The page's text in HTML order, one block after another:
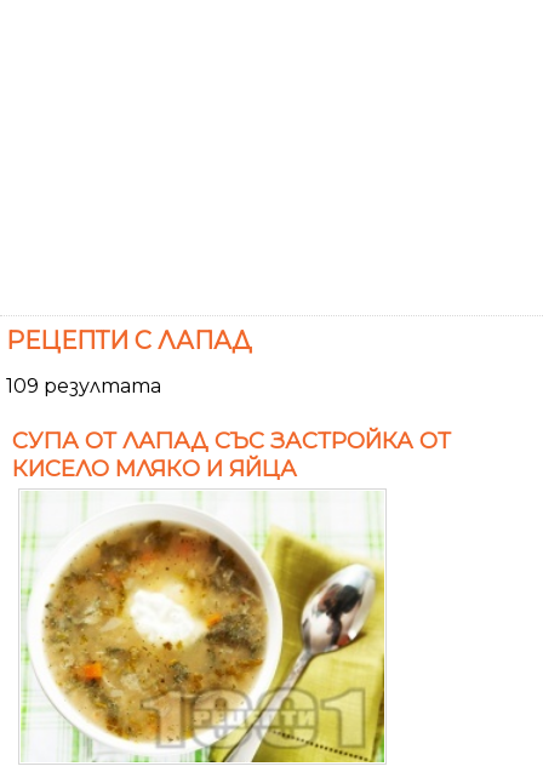
РЕЦЕПТИ С ЛАПАД
109 резултата
СУПА ОТ ЛАПАД СЪС ЗАСТРОЙКА ОТ
КИСЕЛО МЛЯКО И ЯЙЦА